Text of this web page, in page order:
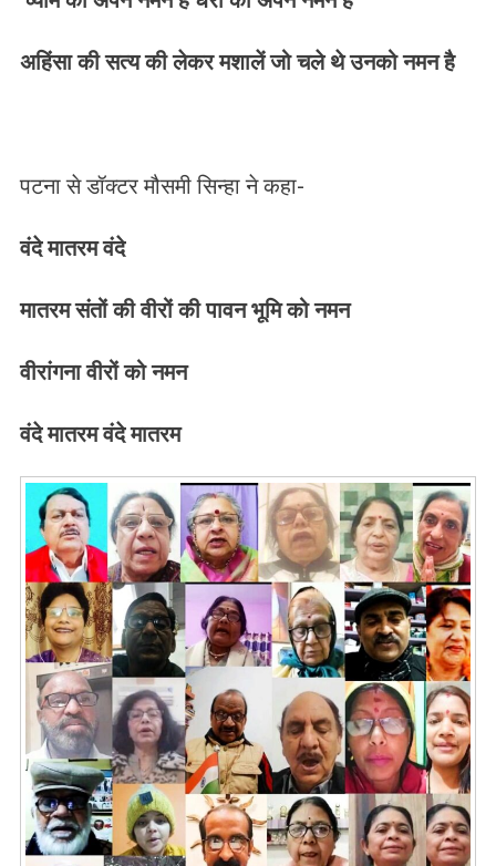
अहिंसा की सत्य की लेकर मशालें जो चले थे उनको नमन है
पटना से डॉक्टर मौसमी सिन्हा ने कहा-
वंदे मातरम वंदे
मातरम संतों की वीरों की पावन भूमि को नमन
वीरांगना वीरों को नमन
वंदे मातरम वंदे मातरम